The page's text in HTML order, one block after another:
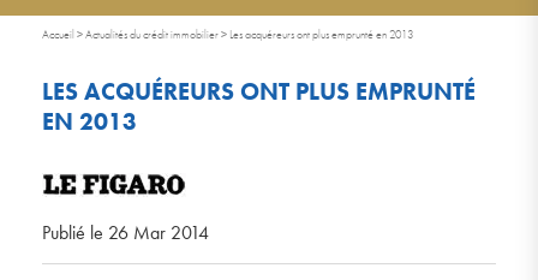
Accueil >Actualités du crédit immobilier> Les acquéreurs ont plus emprunté en 2013
LES ACQUÉREURS ONT PLUS EMPRUNTÉ
EN 2013
Publié le 26 Mar 2014